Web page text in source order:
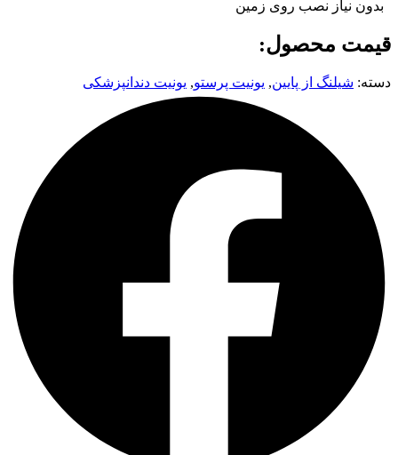
بدون نیاز نصب روی زمین
قیمت محصول:
دسته: شیلنگ از پایین, یونیت پرستو, یونیت دندانپزشکی